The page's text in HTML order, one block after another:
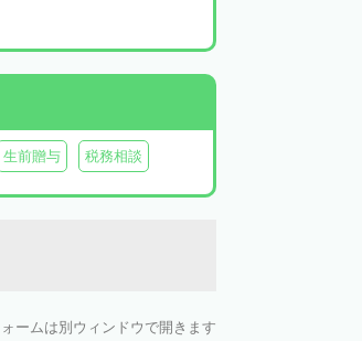
こ町 築上郡吉富町
生前贈与 税務相談
ームは別ウィンドウで開きます